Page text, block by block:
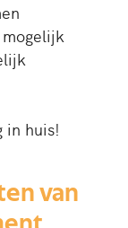
in huis!
van